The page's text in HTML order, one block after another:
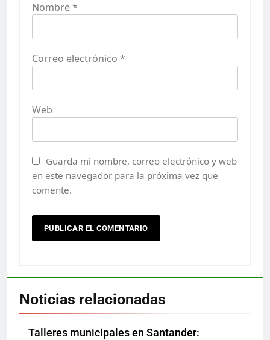
Nombre*
Correo electrónico *
Web
Guarda mi nombre, correo electrónico y web
en este navegador para la próxima vez que
comente.
Noticias relacionadas
Talleres municipales en Santander: